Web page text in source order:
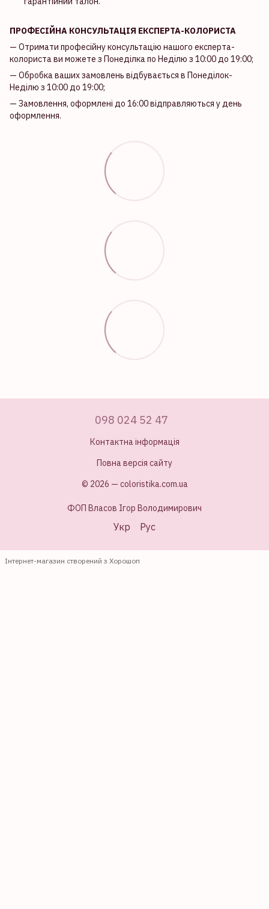
ПРОФЕСІЙНА КОНСУЛЬТАЦІЯ ЕКСПЕРТА-КОЛОРИСТА
— Отримати професійну консультацію нашого експерта-
колориста ви можете з Понеділка по Неділю з 10:00 до 19:00;
— Обробка ваших замовлень відбувається в Понеділок-
Неділю з 10:00 до 19:00;
— Замовлення, оформлені до 16:00 відправляються у день
оформлення.
098 024 52 47
Контактна інформація
Повна версія сайту
© 2026 — coloristika.com.ua
ФОП Власов Ігор Володимирович
Укр Рус
Інтернет-магазин створений з Хорошоп